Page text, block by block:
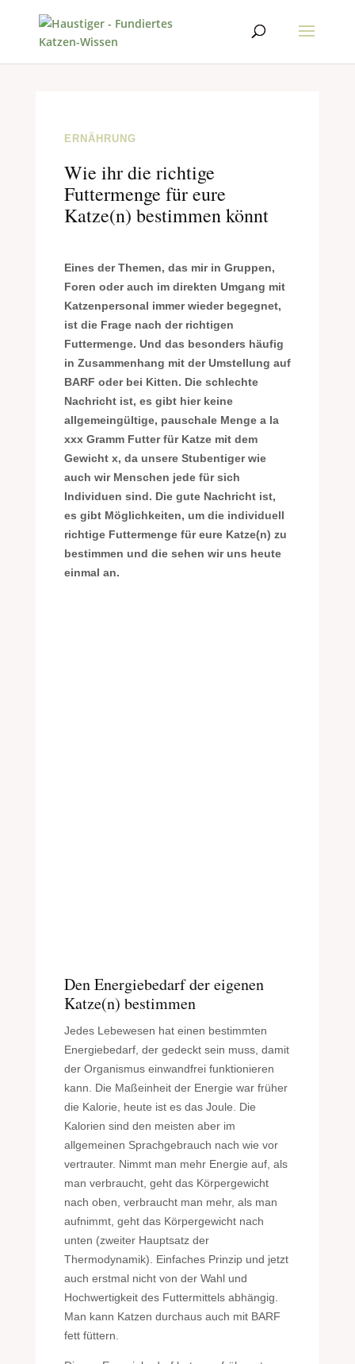
ERNÄHRUNG
Wie ihr die richtige
Futtermenge für eure
Katze(n) bestimmen könnt
Eines der Themen, das mir in Gruppen,
Foren oder auch im direkten Umgang mit
Katzenpersonal immer wieder begegnet,
ist die Frage nach der richtigen
Futtermenge. Und das besonders häufig
in Zusammenhang mit der Umstellung auf
BARF oder bei Kitten. Die schlechte
Nachricht ist, es gibt hier keine
allgemeingültige, pauschale Menge a la
xxx Gramm Futter für Katze mit dem
Gewicht x, da unsere Stubentiger wie
auch wir Menschen jede für sich
Individuen sind. Die gute Nachricht ist,
es gibt Möglichkeiten, um die individuell
richtige Futtermenge für eure Katze(n) zu
bestimmen und die sehen wir uns heute
einmal an.
Den Energiebedarf der eigenen
Katze(n) bestimmen
Jedes Lebewesen hat einen bestimmten
Energiebedarf, der gedeckt sein muss, damit
der Organismus einwandfrei funktionieren
kann. Die Maßeinheit der Energie war früher
die Kalorie, heute ist es das Joule. Die
Kalorien sind den meisten aber im
allgemeinen Sprachgebrauch nach wie vor
vertrauter. Nimmt man mehr Energie auf, als
man verbraucht, geht das Körpergewicht
nach oben, verbraucht man mehr, als man
aufnimmt, geht das Körpergewicht nach
unten (zweiter Hauptsatz der
Thermodynamik). Einfaches Prinzip und jetzt
auch erstmal nicht von der Wahl und
Hochwertigkeit des Futtermittels abhängig.
Man kann Katzen durchaus auch mit BARF
fett füttern.